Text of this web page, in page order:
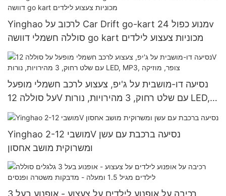
Yinghao לרכוב על Car Drift go-kart מנוע כפול 24v
סוללה חשמלי דוושה go kart מכוניות צעצוע לילדים
נסיעה דו-מושבית על ג'יפ, צעצוע לרכב חשמלי מופעל
על סוללה 12V עם שלט רחוק, 3 מהירויות, נורות LED,
Yinghao 2-מושבי 12V נסיעה ברכבת עם עשן
ומשרוקית מושב אחסון
רכיבה על אופנוע לילדים על צעצוע - אופנוע בעל 3